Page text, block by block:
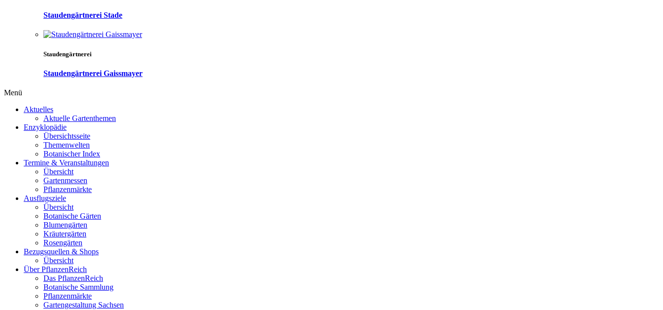
Staudengärtnerei Stade
Staudengärtnerei
Staudengärtnerei Gaissmayer
Menü
Aktuelles
Aktuelle Gartenthemen
Enzyklopädie
Übersichtsseite
Themenwelten
Botanischer Index
Termine & Veranstaltungen
Übersicht
Gartenmessen
Pflanzenmärkte
Ausflugsziele
Übersicht
Botanische Gärten
Blumengärten
Kräutergärten
Rosengärten
Bezugsquellen & Shops
Übersicht
Über PflanzenReich
Das PflanzenReich
Botanische Sammlung
Pflanzenmärkte
Gartengestaltung Sachsen